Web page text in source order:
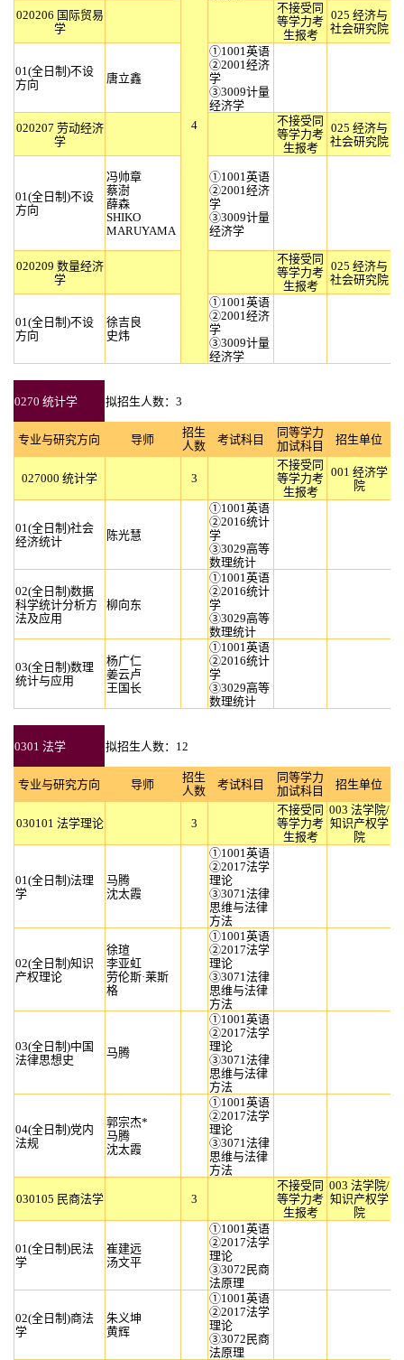
4
020206 国际贸易
学
不接受同
等学力考
生报考
025 经济与
社会研究院
01(全日制)不设
方向
唐立鑫
①1001英语
②2001经济
学
③3009计量
经济学
020207 劳动经济
学
不接受同
等学力考
生报考
025 经济与
社会研究院
01(全日制)不设
方向
冯帅章
蔡澍
薛森
SHIKO
MARUYAMA
①1001英语
②2001经济
学
③3009计量
经济学
020209 数量经济
学
不接受同
等学力考
生报考
025 经济与
社会研究院
01(全日制)不设
方向
徐吉良
史炜
①1001英语
②2001经济
学
③3009计量
经济学
0270 统计学 拟招生人数：3
专业与研究方向 导师
招生
人数
考试科目
同等学力
加试科目
招生单位
027000 统计学 3
不接受同
等学力考
生报考
001 经济学
院
01(全日制)社会
经济统计
陈光慧
①1001英语
②2016统计
学
③3029高等
数理统计
02(全日制)数据
科学统计分析方
法及应用
柳向东
①1001英语
②2016统计
学
③3029高等
数理统计
03(全日制)数理
统计与应用
杨广仁
姜云卢
王国长
①1001英语
②2016统计
学
③3029高等
数理统计
0301 法学 拟招生人数：12
专业与研究方向 导师
招生
人数
考试科目
同等学力
加试科目
招生单位
030101 法学理论 3
不接受同
等学力考
生报考
003 法学院/
知识产权学
院
01(全日制)法理
学
马腾
沈太霞
①1001英语
②2017法学
理论
③3071法律
思维与法律
方法
02(全日制)知识
产权理论
徐瑄
李亚虹
劳伦斯·莱斯
格
①1001英语
②2017法学
理论
③3071法律
思维与法律
方法
03(全日制)中国
法律思想史
马腾
①1001英语
②2017法学
理论
③3071法律
思维与法律
方法
04(全日制)党内
法规
郭宗杰*
马腾
沈太霞
①1001英语
②2017法学
理论
③3071法律
思维与法律
方法
030105 民商法学 3
不接受同
等学力考
生报考
003 法学院/
知识产权学
院
01(全日制)民法
学
崔建远
汤文平
①1001英语
②2017法学
理论
③3072民商
法原理
02(全日制)商法
学
朱义坤
黄辉
①1001英语
②2017法学
理论
③3072民商
法原理